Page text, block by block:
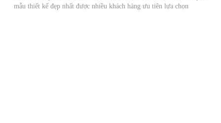
mẫu thiết kế đẹp nhất được nhiều khách hàng ưu tiên lựa chọn